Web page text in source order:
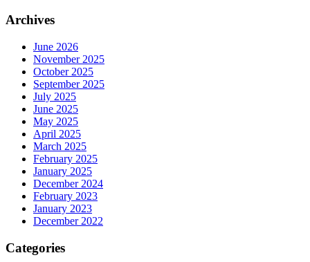
Archives
June 2026
November 2025
October 2025
September 2025
July 2025
June 2025
May 2025
April 2025
March 2025
February 2025
January 2025
December 2024
February 2023
January 2023
December 2022
Categories